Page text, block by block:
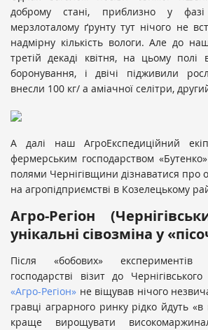
доброму стані, приблизно у
мерзлоталому ґрунту тут нічого не
надмірну кількість вологи. Але до
третій декаді квітня, на цьому полі
боронування, і двічі підживили
внесли 100 кг/ а аміачної селітри,
А далі наш АгроЕкспедиційний
фермерським господарством
полями Чернігівщини дізнаватися про
на агропідприємстві в Козелецькому
Агро-Регіон
унікальні сівозміна у
Після «бобових»
господарстві візит до
«Агро-Регіон» не віщував нічого
гравці аграрного ринку рідко йдуть
краще вирощувати